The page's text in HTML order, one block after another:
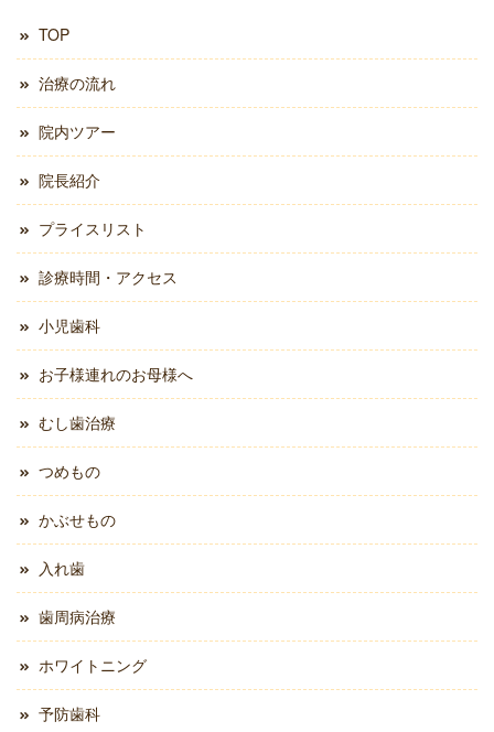
TOP
治療の流れ
院内ツアー
院長紹介
プライスリスト
診療時間・アクセス
小児歯科
お子様連れのお母様へ
むし歯治療
つめもの
かぶせもの
入れ歯
歯周病治療
ホワイトニング
予防歯科